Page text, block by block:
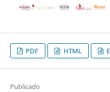
PDF HTML
Publicado